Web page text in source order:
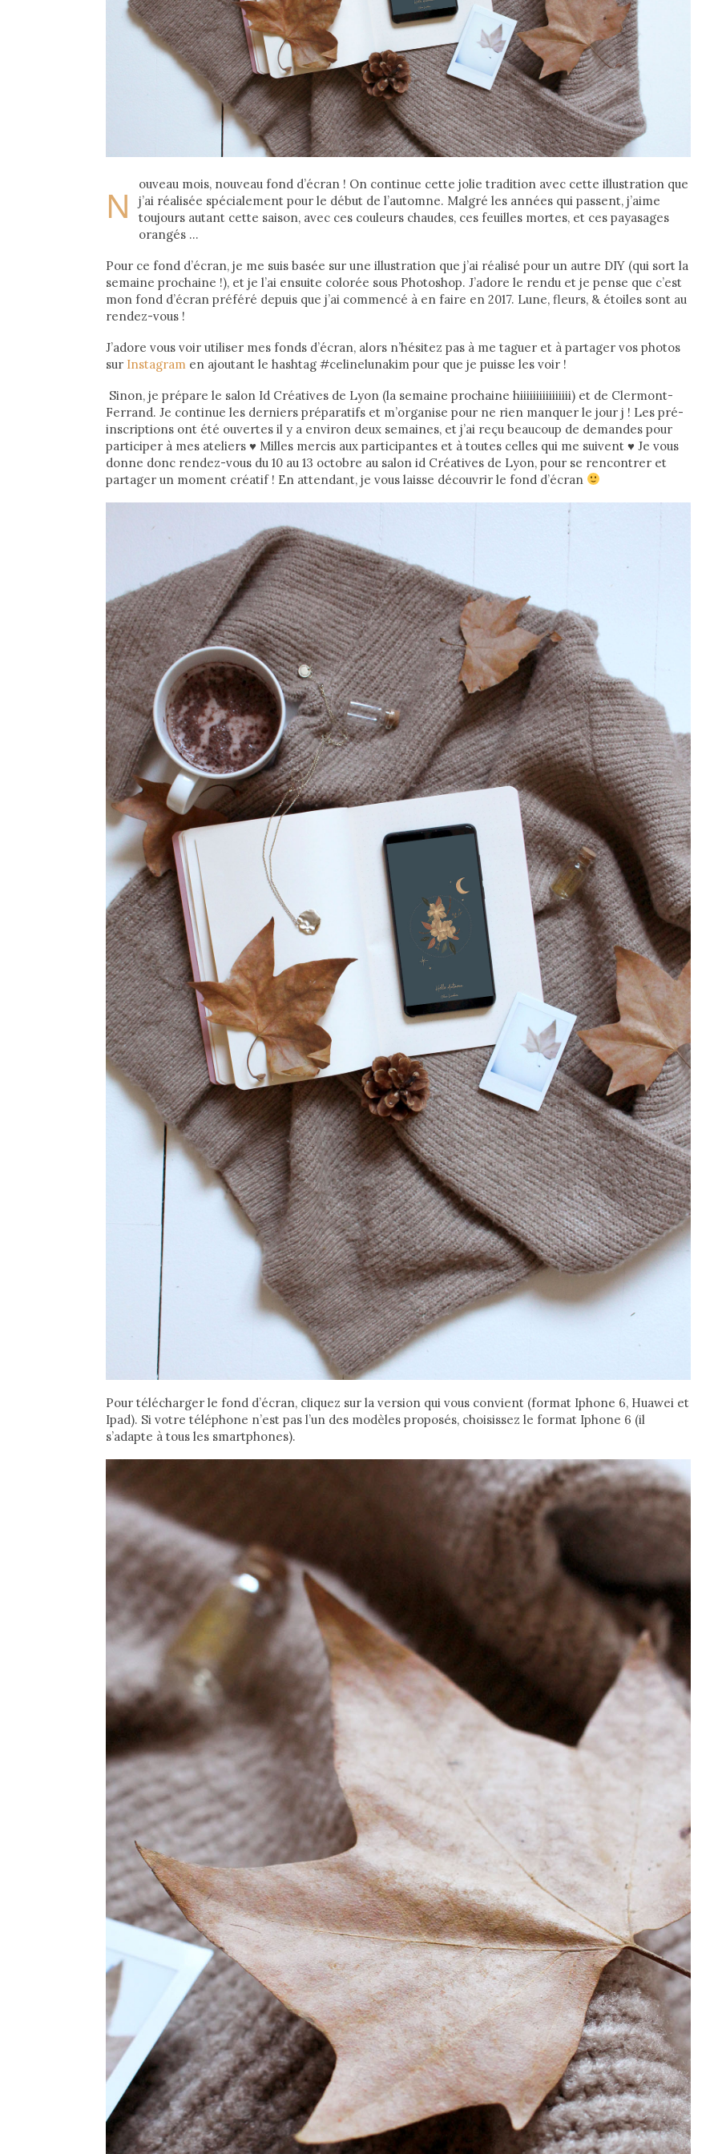
N
ouveau mois, nouveau fond d’écran ! On continue cette jolie tradition avec cette illustration que
j’ai réalisée spécialement pour le début de l’automne. Malgré les années qui passent, j’aime
toujours autant cette saison, avec ces couleurs chaudes, ces feuilles mortes, et ces payasages
orangés …
Pour ce fond d’écran, je me suis basée sur une illustration que j’ai réalisé pour un autre DIY (qui sort la
semaine prochaine !), et je l’ai ensuite colorée sous Photoshop. J’adore le rendu et je pense que c’est
mon fond d’écran préféré depuis que j’ai commencé à en faire en 2017. Lune, fleurs, & étoiles sont au
rendez-vous !
J’adore vous voir utiliser mes fonds d’écran, alors n’hésitez pas à me taguer et à partager vos photos
sur Instagram en ajoutant le hashtag #celinelunakim pour que je puisse les voir !
Sinon, je prépare le salon Id Créatives de Lyon (la semaine prochaine hiiiiiiiiiiiiiiii) et de Clermont-
Ferrand. Je continue les derniers préparatifs et m’organise pour ne rien manquer le jour j ! Les pré-
inscriptions ont été ouvertes il y a environ deux semaines, et j’ai reçu beaucoup de demandes pour
participer à mes ateliers ♥ Milles mercis aux participantes et à toutes celles qui me suivent ♥ Je vous
donne donc rendez-vous du 10 au 13 octobre au salon id Créatives de Lyon, pour se rencontrer et
partager un moment créatif ! En attendant, je vous laisse découvrir le fond d’écran
Pour télécharger le fond d’écran, cliquez sur la version qui vous convient (format Iphone 6, Huawei et
Ipad). Si votre téléphone n’est pas l’un des modèles proposés, choisissez le format Iphone 6 (il
s’adapte à tous les smartphones).